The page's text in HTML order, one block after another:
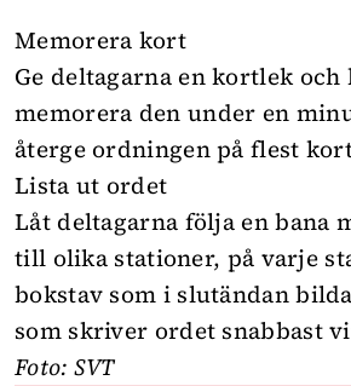
Memorera kort
Ge deltagarna en kortlek och
memorera den under en
återge ordningen på flest
Lista ut ordet
Låt deltagarna följa en bana
till olika stationer, på varje
bokstav som i slutändan
som skriver ordet snabbast
Foto: SVT